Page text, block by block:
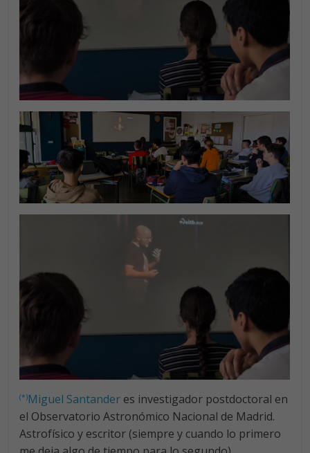
(*)Miguel Santander es investigador postdoctoral en
el Observatorio Astronómico Nacional de Madrid.
Astrofísico y escritor (siempre y cuando lo primero